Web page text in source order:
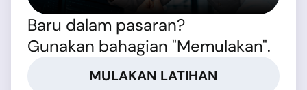
Baru dalam pasaran?
Gunakan bahagian "Memulakan".
MULAKAN LATIHAN